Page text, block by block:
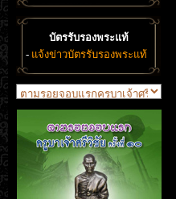
บัตรรับรองพระแท้
- แจ้งข่าวบัตรรับรองพระแท้